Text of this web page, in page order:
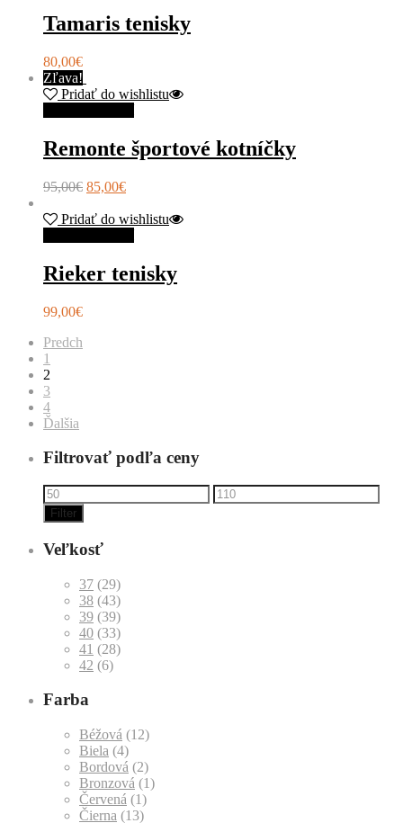
Tamaris tenisky
80,00€
Zľava!
Pridať do wishlistu
Remonte športové kotníčky
95,00€ 85,00€
Pridať do wishlistu
Rieker tenisky
99,00€
Predch
1
2
3
4
Ďalšia
Filtrovať podľa ceny
Filter
Veľkosť
37 (29)
38 (43)
39 (39)
40 (33)
41 (28)
42 (6)
Farba
Béžová (12)
Biela (4)
Bordová (2)
Bronzová (1)
Červená (1)
Čierna (13)